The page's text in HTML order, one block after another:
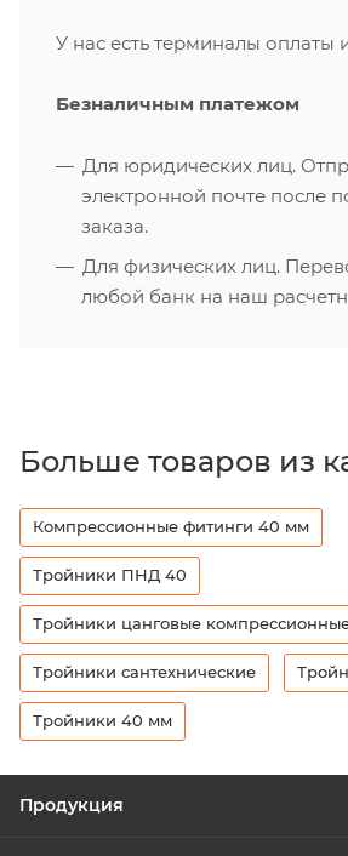
У нас есть терминалы оплаты
Безналичным платежом
Для юридических лиц.
электронной почте после
заказа.
Для физических лиц.
любой банк на наш
Больше товаров из
Компрессионные фитинги 40 мм
Тройники ПНД 40
Тройники цанговые
Тройники сантехнические
Тройники 40 мм
Продукция